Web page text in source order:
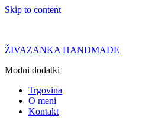
Skip to content
ŽIVAZANKA HANDMADE
Modni dodatki
Trgovina
O meni
Kontakt